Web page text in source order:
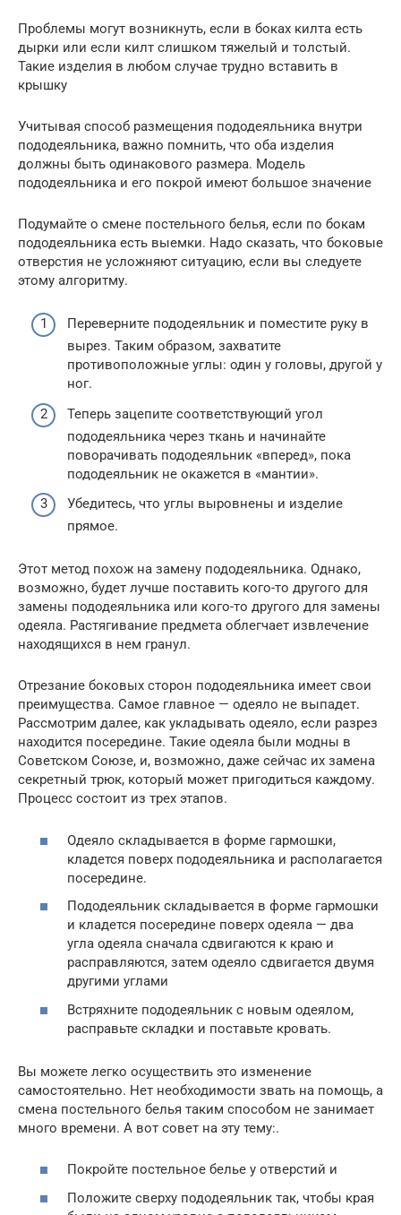
Проблемы могут возникнуть, если в боках килта есть
дырки или если килт слишком тяжелый и толстый.
Такие изделия в любом случае трудно вставить в
крышку
Учитывая способ размещения пододеяльника внутри
пододеяльника, важно помнить, что оба изделия
должны быть одинакового размера. Модель
пододеяльника и его покрой имеют большое значение
Подумайте о смене постельного белья, если по бокам
пододеяльника есть выемки. Надо сказать, что боковые
отверстия не усложняют ситуацию, если вы следуете
этому алгоритму.
Переверните пододеяльник и поместите руку в
вырез. Таким образом, захватите
противоположные углы: один у головы, другой у
ног.
Теперь зацепите соответствующий угол
пододеяльника через ткань и начинайте
поворачивать пододеяльник «вперед», пока
пододеяльник не окажется в «мантии».
Убедитесь, что углы выровнены и изделие
прямое.
Этот метод похож на замену пододеяльника. Однако,
возможно, будет лучше поставить кого-то другого для
замены пододеяльника или кого-то другого для замены
одеяла. Растягивание предмета облегчает извлечение
находящихся в нем гранул.
Отрезание боковых сторон пододеяльника имеет свои
преимущества. Самое главное — одеяло не выпадет.
Рассмотрим далее, как укладывать одеяло, если разрез
находится посередине. Такие одеяла были модны в
Советском Союзе, и, возможно, даже сейчас их замена
секретный трюк, который может пригодиться каждому.
Процесс состоит из трех этапов.
Одеяло складывается в форме гармошки,
кладется поверх пододеяльника и располагается
посередине.
Пододеяльник складывается в форме гармошки
и кладется посередине поверх одеяла — два
угла одеяла сначала сдвигаются к краю и
расправляются, затем одеяло сдвигается двумя
другими углами
Встряхните пододеяльник с новым одеялом,
расправьте складки и поставьте кровать.
Вы можете легко осуществить это изменение
самостоятельно. Нет необходимости звать на помощь, а
смена постельного белья таким способом не занимает
много времени. А вот совет на эту тему:.
Покройте постельное белье у отверстий и
Положите сверху пододеяльник так, чтобы края